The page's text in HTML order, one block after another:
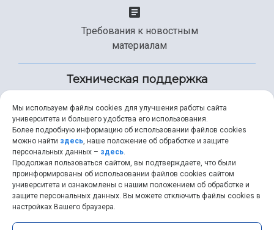
Требования к новостным
материалам
Техническая поддержка
+7 (846) 267-49-99
help@ssau.ru
Мы используем файлы cookies для улучшения работы сайта
университета и большего удобства его использования.
Более подробную информацию об использовании файлов cookies
можно найти здесь, наше положение об обработке и защите
персональных данных – здесь.
Продолжая пользоваться сайтом, вы подтверждаете, что были
проинформированы об использовании файлов cookies сайтом
университета и ознакомлены с нашим положением об обработке и
защите персональных данных. Вы можете отключить файлы cookies в
настройках Вашего браузера.